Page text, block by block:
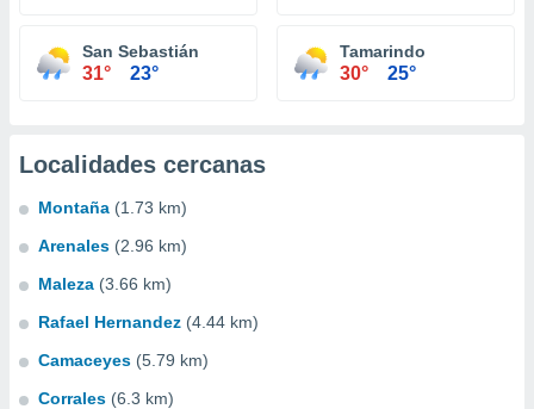
San Sebastián
31° 23°
Tamarindo
30° 25°
Localidades cercanas
Montaña (1.73 km)
Arenales (2.96 km)
Maleza (3.66 km)
Rafael Hernandez (4.44 km)
Camaceyes (5.79 km)
Corrales (6.3 km)